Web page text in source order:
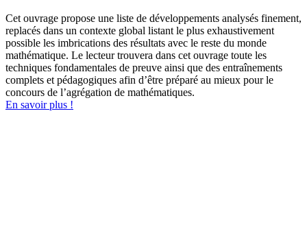
Cet ouvrage propose une liste de développements analysés finement,
replacés dans un contexte global listant le plus exhaustivement
possible les imbrications des résultats avec le reste du monde
mathématique. Le lecteur trouvera dans cet ouvrage toute les
techniques fondamentales de preuve ainsi que des entraînements
complets et pédagogiques afin d’être préparé au mieux pour le
concours de l’agrégation de mathématiques.
En savoir plus !